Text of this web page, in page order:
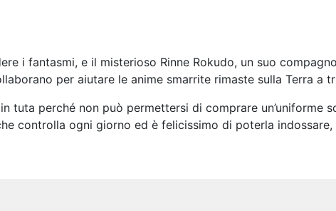
i fantasmi, e il misterioso Rinne Rokudo, un suo
per aiutare le anime smarrite rimaste sulla Terra a
tuta perché non può permettersi di comprare un’uniforme
controlla ogni giorno ed è felicissimo di poterla